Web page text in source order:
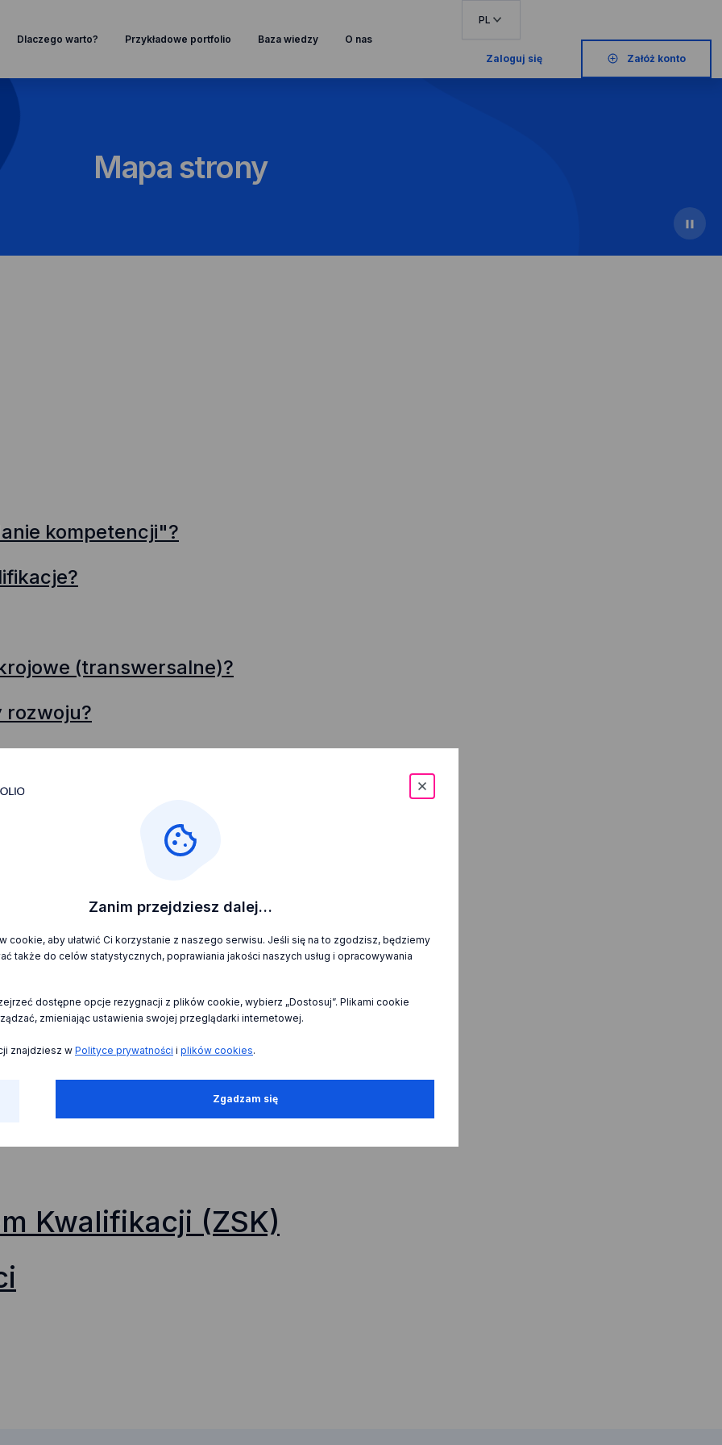
Dlaczego warto?Strona przewinię się do sekcji "Dlaczego warto?"
Przykładowe portfolioStrona przewinię się do sekcji "Przykładowe portfolio"
Baza wiedzy O nas
PL
Zaloguj się Załóż konto
Mapa strony
kompetencji"?
(transwersalne)?
rozwoju?
Moje Portfolio?
(ZRK)
(BDP)
(MBK)
(KMW)
Kwalifikacji (ZSK)
Zanim przejdziesz dalej…
cookie, aby ułatwić Ci korzystanie z naszego serwisu. Jeśli się na to zgodzisz, będziemy
także do celów statystycznych, poprawiania jakości naszych usług i opracowywania
dostępne opcje rezygnacji z plików cookie, wybierz „Dostosuj”. Plikami cookie
zmieniając ustawienia swojej przeglądarki internetowej.
znajdziesz wPolityce prywatności i plików cookies.
Zgadzam się